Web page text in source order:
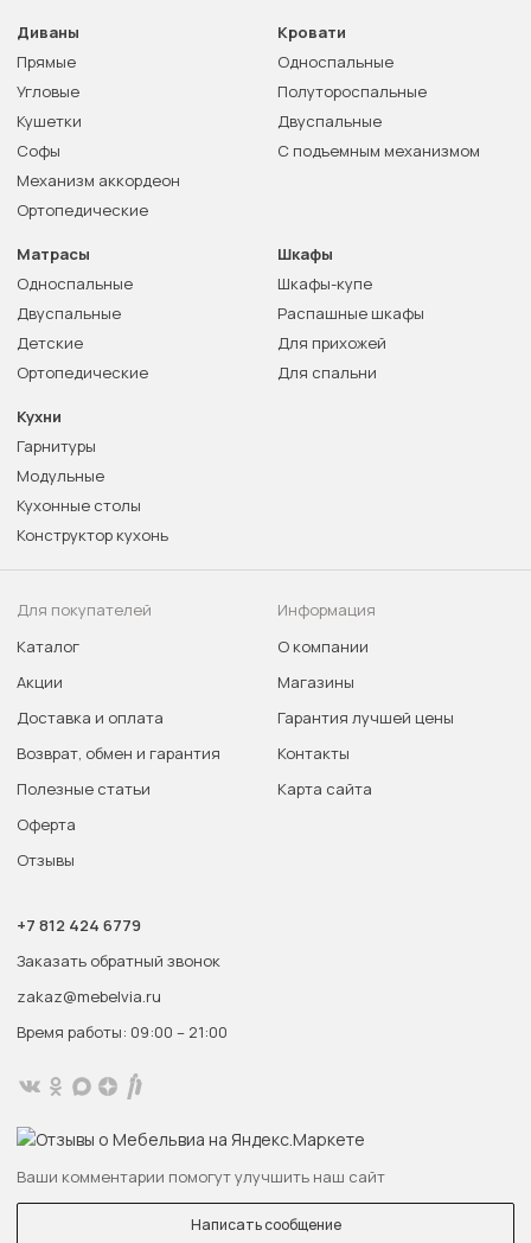
Диваны
Прямые
Угловые
Кушетки
Софы
Механизм аккордеон
Ортопедические
Кровати
Односпальные
Полутороспальные
Двуспальные
С подъемным механизмом
Матрасы
Односпальные
Двуспальные
Детские
Ортопедические
Шкафы
Шкафы-купе
Распашные шкафы
Для прихожей
Для спальни
Кухни
Гарнитуры
Модульные
Кухонные столы
Конструктор кухонь
Для покупателей
Каталог
Акции
Доставка и оплата
Возврат, обмен и гарантия
Полезные статьи
Оферта
Отзывы
Информация
О компании
Магазины
Гарантия лучшей цены
Контакты
Карта сайта
+7 812 424 6779
Заказать обратный звонок
zakaz@mebelvia.ru
Время работы: 09:00 – 21:00
Ваши комментарии помогут улучшить наш сайт
Написать сообщение